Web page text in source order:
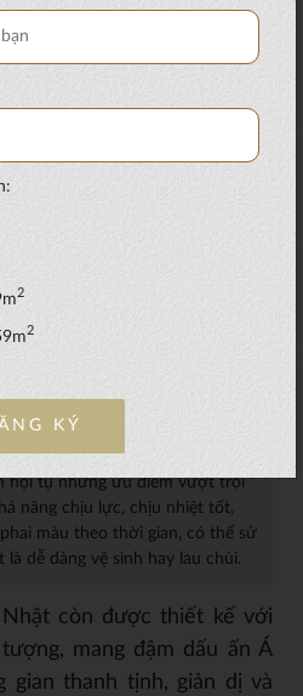
sử dụng vật liệu là
thế giới (Ấn Độ, Trung
với công nghệ hàng đầu
chống trầy xước, chống
sự khắc nghiệt của thời tiết
hóa học mạnh.
hội tụ những ưu điểm vượt trội
năng chịu lực, chịu nhiệt tốt,
màu theo thời gian, có thể sử
dễ dàng vệ sinh hay lau chùi.
còn được thiết kế với
mang đậm dấu ấn Á
gian thanh tịnh, giản dị và
2
2
KÝ